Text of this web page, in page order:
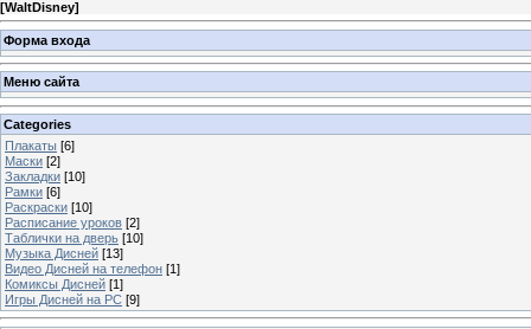
[WaltDisney]
Форма входа
Меню сайта
Categories
Плакаты [6]
Маски [2]
Закладки [10]
Рамки [6]
Раскраски [10]
Расписание уроков [2]
Таблички на дверь [10]
Музыка Дисней [13]
Видео Дисней на телефон [1]
Комиксы Дисней [1]
Игры Дисней на PC [9]